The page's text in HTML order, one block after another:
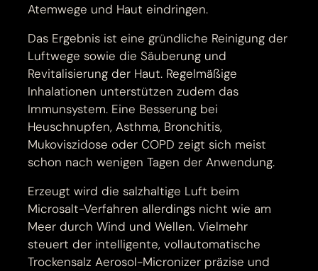
Atemwege und Haut eindringen.
Das Ergebnis ist eine gründliche Reinigung der
Luftwege sowie die Säuberung und
Revitalisierung der Haut. Regelmäßige
Inhalationen unterstützen zudem das
Immunsystem. Eine Besserung bei
Heuschnupfen, Asthma, Bronchitis,
Mukoviszidose oder COPD zeigt sich meist
schon nach wenigen Tagen der Anwendung.
Erzeugt wird die salzhaltige Luft beim
Microsalt-Verfahren allerdings nicht wie am
Meer durch Wind und Wellen. Vielmehr
steuert der intelligente, vollautomatische
Trockensalz Aerosol-Micronizer präzise und